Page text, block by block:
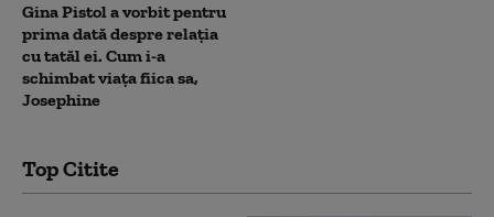
Gina Pistol a vorbit pentru
prima dată despre relația
cu tatăl ei. Cum i-a
schimbat viața fiica sa,
Josephine
Top Citite